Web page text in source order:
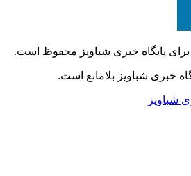
پایگاه خبری شباویز محفوظ است.
خبری شباویز بلامانع است.
شباویز